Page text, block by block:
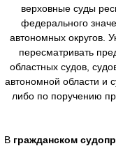
верховные суды
федерального
автономных округов.
пересматривать
областных судов,
автономной области и
либо по поручению
В гражданском